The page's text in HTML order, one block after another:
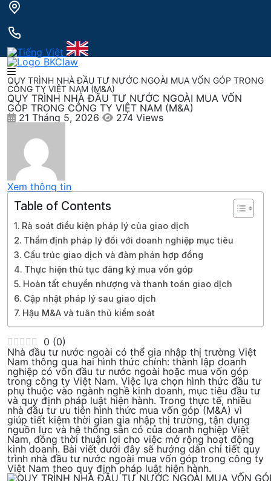
QUY TRÌNH NHÀ ĐẦU TƯ NƯỚC NGOÀI MUA VỐN GÓP TRONG
CÔNG TY VIỆT NAM (M&A)
QUY TRÌNH NHÀ ĐẦU TƯ NƯỚC NGOÀI MUA VỐN
GÓP TRONG CÔNG TY VIỆT NAM (M&A)
21 Tháng 5, 2026
274 Views
Xem thông tin
Table of Contents
Rà soát điều kiện pháp lý của giao dịch
Thẩm định pháp lý đối với doanh nghiệp mục tiêu
Cấu trúc giao dịch và đàm phán hợp đồng
Thực hiện thủ tục đăng ký mua vốn góp
Hoàn tất chuyển nhượng và thanh toán giao dịch
Cập nhật pháp lý sau giao dịch
Hậu M&A và tuân thủ kiểm soát
0 (0)
Nhà đầu tư nước ngoài có thể gia nhập thị trường Việt
Nam thông qua hai hình thức chính: thành lập doanh
nghiệp có vốn đầu tư nước ngoài hoặc mua vốn góp
trong công ty Việt Nam. Việc lựa chọn hình thức đầu tư
phụ thuộc vào ngành nghề kinh doanh, mục tiêu đầu tư
và quy định pháp luật hiện hành. Trong thực tế, nhiều
nhà đầu tư ưu tiên hình thức mua vốn góp (M&A) vì
giúp tiết kiệm thời gian gia nhập thị trường, tận dụng
nguồn lực và hệ thống sẵn có của doanh nghiệp Việt
Nam, đồng thời thuận lợi cho việc mở rộng hoạt động
kinh doanh. Bài viết dưới đây sẽ hướng dẫn chi tiết quy
trình nhà đầu tư nước ngoài mua vốn góp trong công ty
Việt Nam theo quy định pháp luật hiện hành.